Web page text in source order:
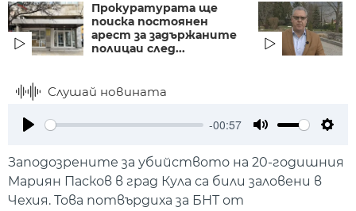
Прокуратурата ще
поиска постоянен
арест за задържаните
полицаи след...
Слушай новината
-00:57
Заподозрените за убийството на 20-годишния
Мариян Пасков в град Кула са били заловени в
Чехия. Това потвърдиха за БНТ от